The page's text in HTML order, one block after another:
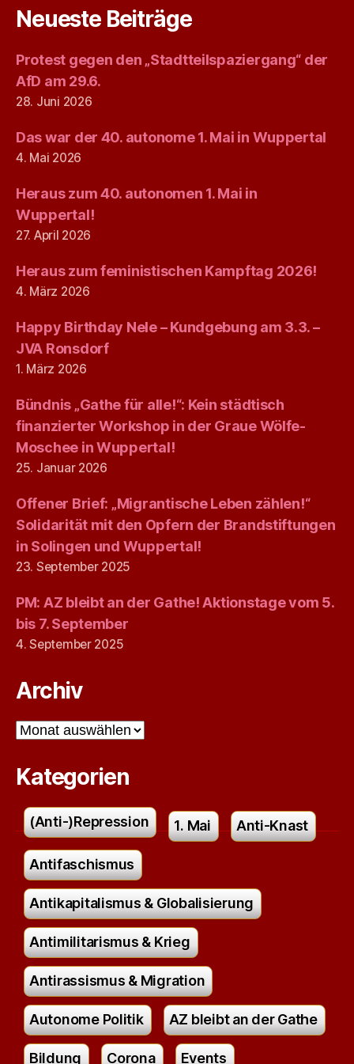
Neueste Beiträge
Protest gegen den „Stadtteilspaziergang“ der
AfD am 29.6.
28. Juni 2026
Das war der 40. autonome 1. Mai in Wuppertal
4. Mai 2026
Heraus zum 40. autonomen 1. Mai in
Wuppertal!
27. April 2026
Heraus zum feministischen Kampftag 2026!
4. März 2026
Happy Birthday Nele – Kundgebung am 3.3. –
JVA Ronsdorf
1. März 2026
Bündnis „Gathe für alle!“: Kein städtisch
finanzierter Workshop in der Graue Wölfe-
Moschee in Wuppertal!
25. Januar 2026
Offener Brief: „Migrantische Leben zählen!“
Solidarität mit den Opfern der Brandstiftungen
in Solingen und Wuppertal!
23. September 2025
PM: AZ bleibt an der Gathe! Aktionstage vom 5.
bis 7. September
4. September 2025
Archiv
Archiv
Kategorien
(Anti-)Repression 1. Mai Anti-Knast
Antifaschismus
Antikapitalismus & Globalisierung
Antimilitarismus & Krieg
Antirassismus & Migration
Autonome Politik AZ bleibt an der Gathe
Bildung Corona Events